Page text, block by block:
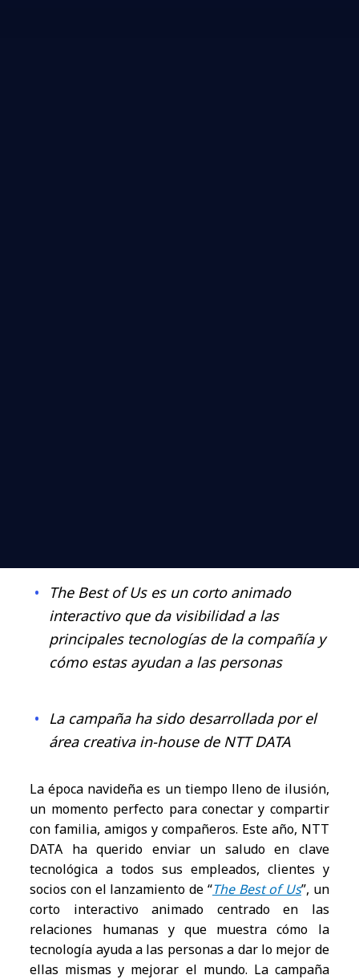
The Best of Us es un corto animado
interactivo que da visibilidad a las
principales tecnologías de la compañía y
cómo estas ayudan a las personas
La campaña ha sido desarrollada por el
área creativa in-house de NTT DATA
La época navideña es un tiempo lleno de ilusión,
un momento perfecto para conectar y compartir
con familia, amigos y compañeros. Este año, NTT
DATA ha querido enviar un saludo en clave
tecnológica a todos sus empleados, clientes y
socios con el lanzamiento de “The Best of Us”, un
corto interactivo animado centrado en las
relaciones humanas y que muestra cómo la
tecnología ayuda a las personas a dar lo mejor de
ellas mismas y mejorar el mundo. La campaña